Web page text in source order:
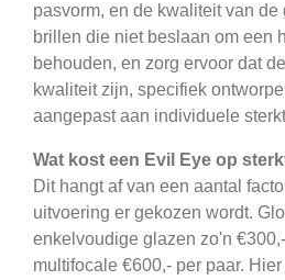
pasvorm, en de kwaliteit van
brillen die niet beslaan om een
behouden, en zorg ervoor dat
kwaliteit zijn, specifiek
aangepast aan individuele
Wat kost een Evil Eye op
Dit hangt af van een aantal
uitvoering er gekozen wordt.
enkelvoudige glazen zo'n
multifocale €600,- per paar.